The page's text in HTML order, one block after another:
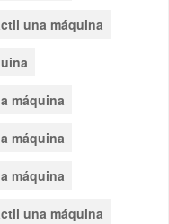
una máquina
máquina
máquina
máquina
una máquina